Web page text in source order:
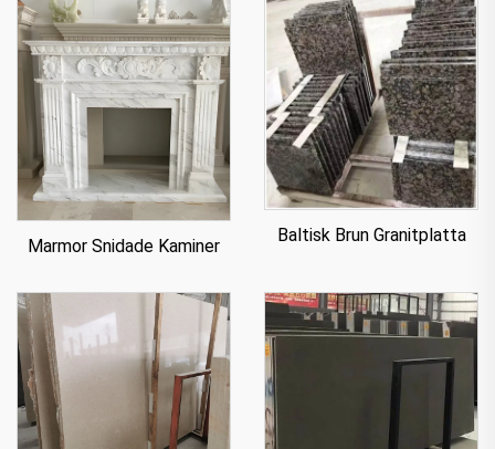
Marmor Snidade Kaminer
Baltisk Brun Granitplatta